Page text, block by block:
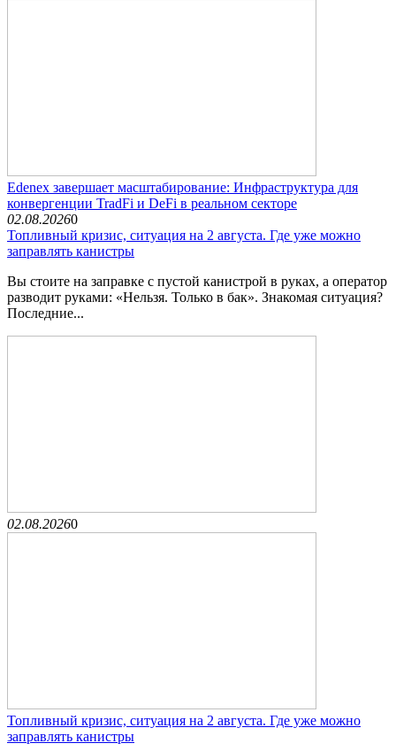
Edenex завершает масштабирование: Инфраструктура для
конвергенции TradFi и DeFi в реальном секторе
02.08.20260
Топливный кризис, ситуация на 2 августа. Где уже можно
заправлять канистры
Вы стоите на заправке с пустой канистрой в руках, а оператор
разводит руками: «Нельзя. Только в бак». Знакомая ситуация?
Последние...
02.08.20260
Топливный кризис, ситуация на 2 августа. Где уже можно
заправлять канистры